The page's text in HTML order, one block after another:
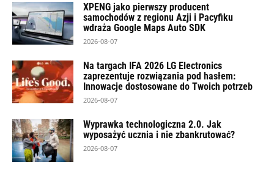
XPENG jako pierwszy producent
samochodów z regionu Azji i Pacyfiku
wdraża Google Maps Auto SDK
2026-08-07
Na targach IFA 2026 LG Electronics
zaprezentuje rozwiązania pod hasłem:
Innowacje dostosowane do Twoich potrzeb
2026-08-07
Wyprawka technologiczna 2.0. Jak
wyposażyć ucznia i nie zbankrutować?
2026-08-07